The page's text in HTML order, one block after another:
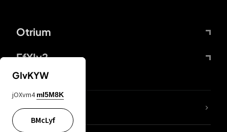
Otrium
FfYIy2
Lj7sBL
GIvKYW
jOXvm4 mI5M8K
BMcLyf